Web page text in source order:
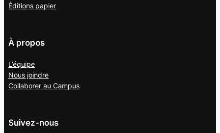
Éditions papier
À propos
L’équipe
Nous joindre
Collaborer au Campus
Suivez-nous